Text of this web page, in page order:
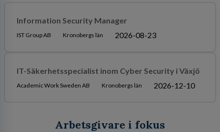
Information Security Manager
IST Group AB Kronobergs län 2026-08-23
IT-Säkerhetsspecialist inom Cyber Security i Växjö
Academic Work Sweden AB Kronobergs län 2026-12-10
Arbetsgivare i fokus